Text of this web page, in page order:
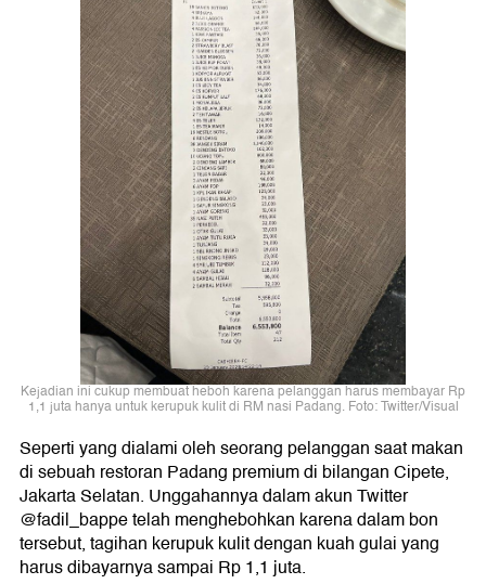
Kejadian ini cukup membuat heboh karena pelanggan harus membayar Rp
1,1 juta hanya untuk kerupuk kulit di RM nasi Padang. Foto: Twitter/Visual
Seperti yang dialami oleh seorang pelanggan saat makan
di sebuah restoran Padang premium di bilangan Cipete,
Jakarta Selatan. Unggahannya dalam akun Twitter
@fadil_bappe telah menghebohkan karena dalam bon
tersebut, tagihan kerupuk kulit dengan kuah gulai yang
harus dibayarnya sampai Rp 1,1 juta.